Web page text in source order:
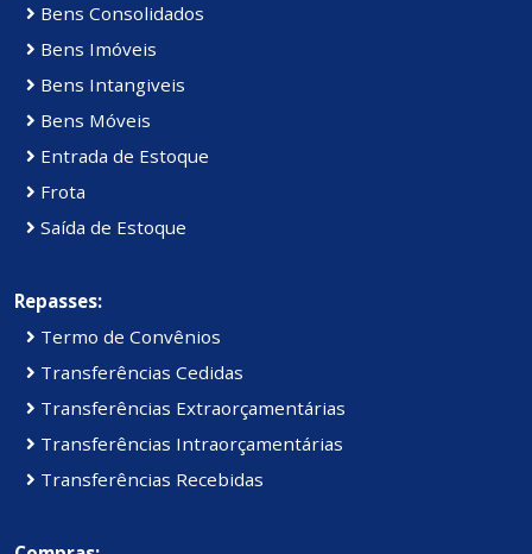
Bens Consolidados
Bens Imóveis
Bens Intangiveis
Bens Móveis
Entrada de Estoque
Frota
Saída de Estoque
Repasses:
Termo de Convênios
Transferências Cedidas
Transferências Extraorçamentárias
Transferências Intraorçamentárias
Transferências Recebidas